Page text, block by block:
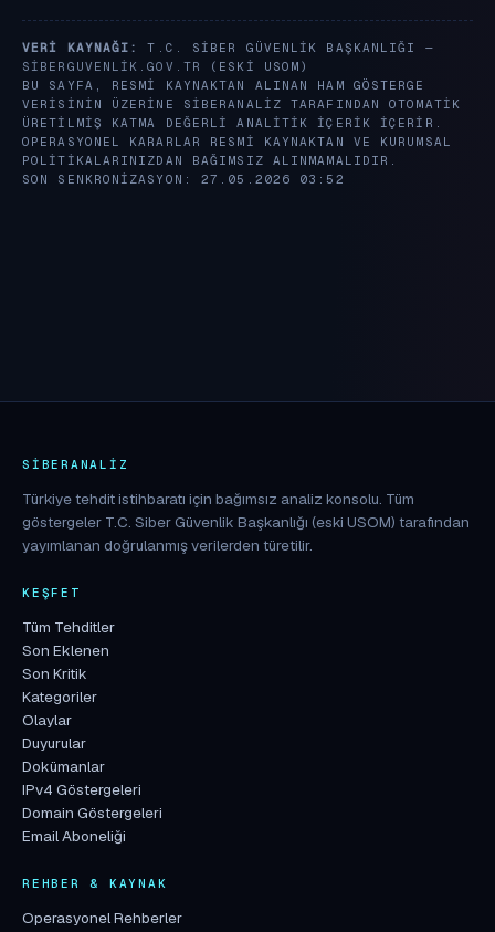
VERI KAYNAĞI:
T.C. SIBER GÜVENLIK BAŞKANLIĞI —
SIBERGUVENLIK.GOV.TR
(ESKI USOM)
BU SAYFA, RESMI KAYNAKTAN ALINAN HAM GÖSTERGE
VERISININ ÜZERINE SIBERANALIZ TARAFINDAN OTOMATIK
ÜRETILMIŞ KATMA DEĞERLI ANALITIK IÇERIK IÇERIR.
OPERASYONEL KARARLAR RESMI KAYNAKTAN VE KURUMSAL
POLITIKALARINIZDAN BAĞIMSIZ ALINMAMALIDIR.
SON SENKRONIZASYON: 27.05.2026 03:52
SIBERANALIZ
Türkiye tehdit istihbaratı için bağımsız analiz konsolu. Tüm
göstergeler T.C. Siber Güvenlik Başkanlığı (eski USOM) tarafından
yayımlanan doğrulanmış verilerden türetilir.
KEŞFET
Tüm Tehditler
Son Eklenen
Son Kritik
Kategoriler
Olaylar
Duyurular
Dokümanlar
IPv4 Göstergeleri
Domain Göstergeleri
Email Aboneliği
REHBER & KAYNAK
Operasyonel Rehberler